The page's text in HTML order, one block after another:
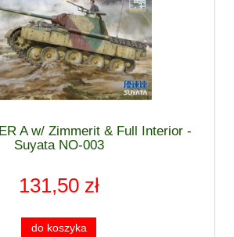
A w/ Zimmerit & Full Interior -
Suyata NO-003
131,50 zł
do koszyka